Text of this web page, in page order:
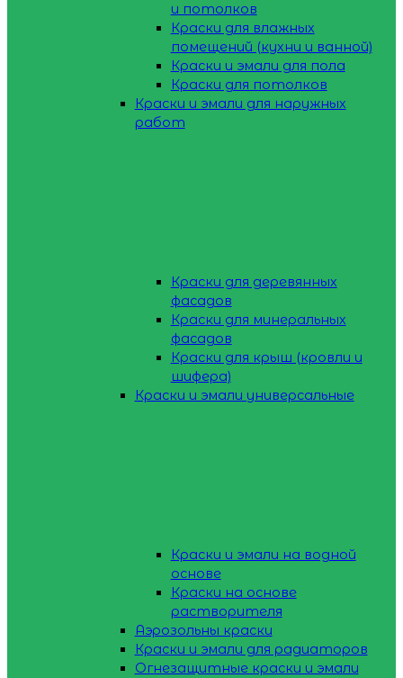
и потолков
Краски для влажных
помещений (кухни и ванной)
Краски и эмали для пола
Краски для потолков
Краски и эмали для наружных
работ
Краски для деревянных
фасадов
Краски для минеральных
фасадов
Краски для крыш (кровли и
шифера)
Краски и эмали универсальные
Краски и эмали на водной
основе
Краски на основе
растворителя
Аэрозольны краски
Краски и эмали для радиаторов
Огнезащитные краски и эмали